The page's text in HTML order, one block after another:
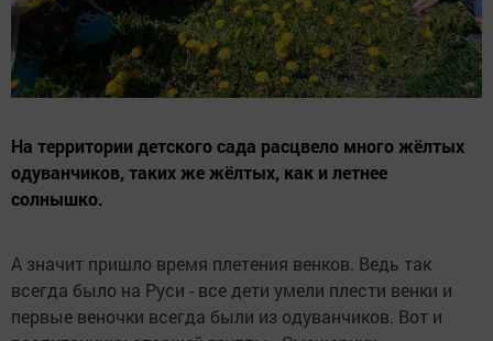
На территории детского сада расцвело много жёлтых
одуванчиков, таких же жёлтых, как и летнее
солнышко.
А значит пришло время плетения венков. Ведь так
всегда было на Руси - все дети умели плести венки и
первые веночки всегда были из одуванчиков. Вот и